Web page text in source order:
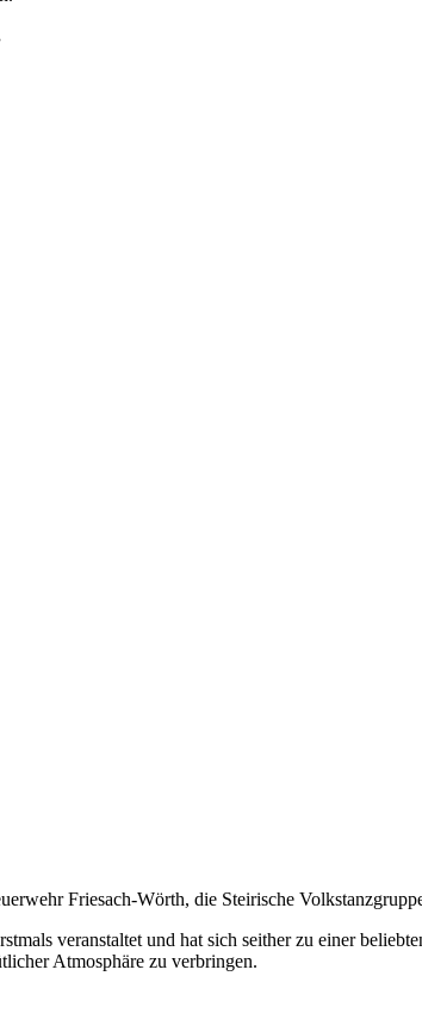
Friesach-Wörth, die Steirische
veranstaltet und hat sich seither zu einer
Atmosphäre zu verbringen.